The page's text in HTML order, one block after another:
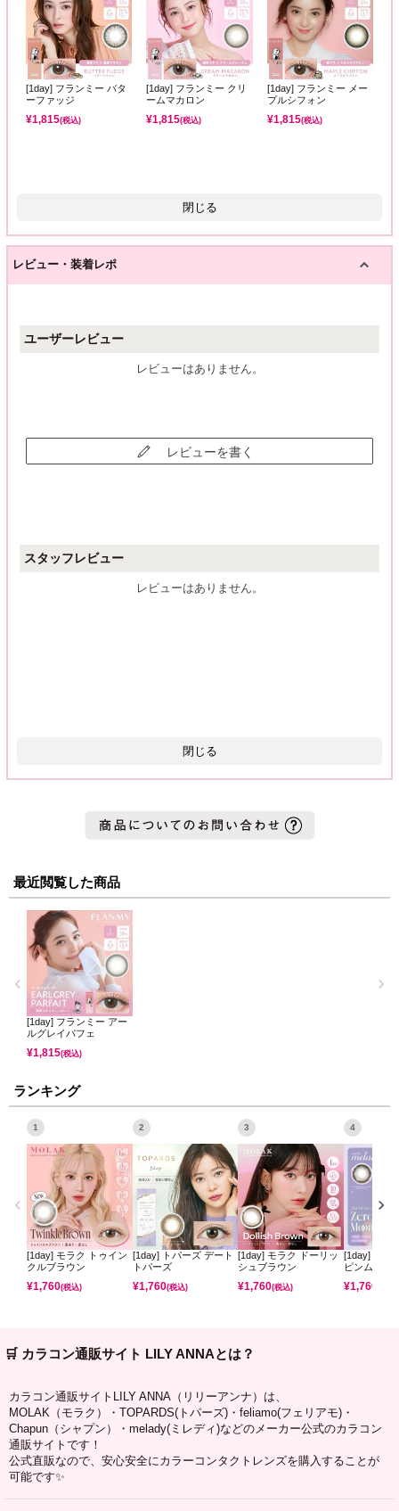
[1day] フランミー バタ
ーファッジ
¥1,815(税込)
[1day] フランミー クリ
ームマカロン
¥1,815(税込)
[1day] フランミー メー
プルシフォン
¥1,815(税込)
閉じる
レビュー・装着レポ
ユーザーレビュー
レビューはありません。
レビューを書く
スタッフレビュー
レビューはありません。
閉じる
最近閲覧した商品
[1day] フランミー アー
ルグレイパフェ
¥1,815(税込)
ランキング
1
[1day] モラク トゥイン
クルブラウン
¥1,760(税込)
2
[1day] トパーズ デート
トパーズ
¥1,760(税込)
3
[1day] モラク ドーリッ
シュブラウン
¥1,760(税込)
4
[1day] ミレ
ピンムーン
¥1,760
🛒 カラコン通販サイト LILY ANNAとは？
カラコン通販サイトLILY ANNA（リリーアンナ）は、
MOLAK（モラク）・TOPARDS(トパーズ)・feliamo(フェリアモ)・
Chapun（シャプン）・melady(ミレディ)などのメーカー公式のカラコン
通販サイトです！
公式直販なので、安心安全にカラーコンタクトレンズを購入することが
可能です✨